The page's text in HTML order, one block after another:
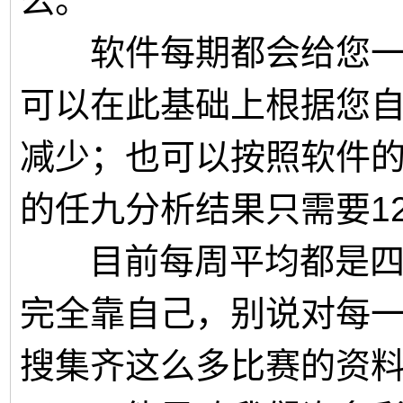
软件每期都会给您一
可以在此基础上根据您
减少；也可以按照软件
的任九分析结果只需要
目前每周平均都是四
完全靠自己，别说对每
搜集齐这么多比赛的资